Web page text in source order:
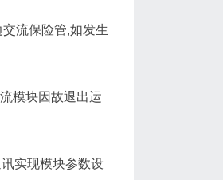
流保险管,如发生
模块因故退出运
实现模块参数设